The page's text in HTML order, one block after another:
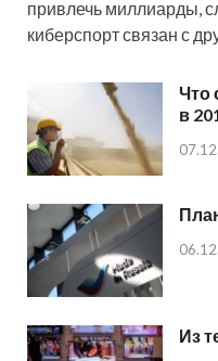
привлечь миллиарды,
киберспорт связан с
Что
в
Из